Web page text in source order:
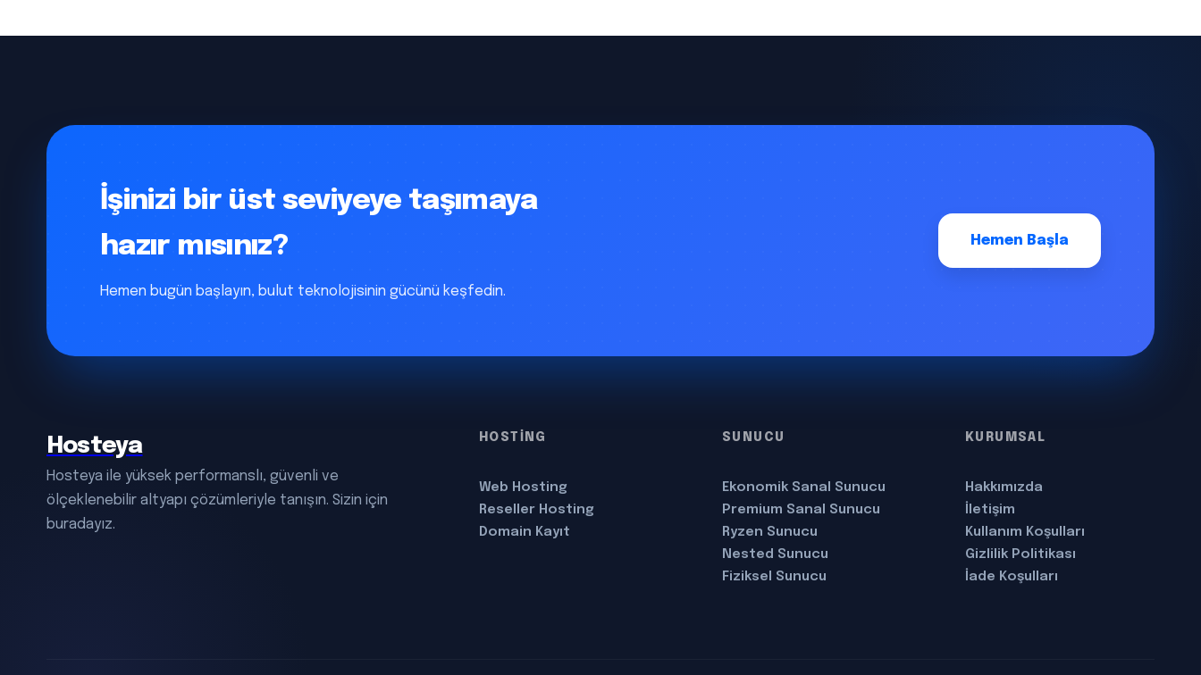
İşinizi bir üst seviyeye taşımaya
hazır mısınız?
Hemen bugün başlayın, bulut teknolojisinin gücünü keşfedin.
Hemen Başla
Hosteya
Hosteya ile yüksek performanslı, güvenli ve
ölçeklenebilir altyapı çözümleriyle tanışın. Sizin için
buradayız.
HOSTİNG
Web Hosting
Reseller Hosting
Domain Kayıt
SUNUCU
Ekonomik Sanal Sunucu
Premium Sanal Sunucu
Ryzen Sunucu
Nested Sunucu
Fiziksel Sunucu
KURUMSAL
Hakkımızda
İletişim
Kullanım Koşulları
Gizlilik Politikası
İade Koşulları